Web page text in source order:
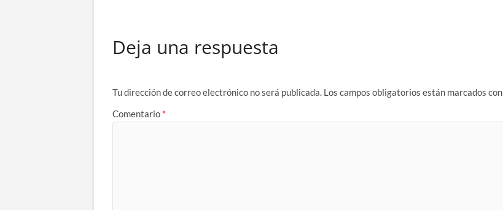
Deja una respuesta
Tu dirección de correo electrónico no será publicada. Los campos obligatorios están marcados con
Comentario *